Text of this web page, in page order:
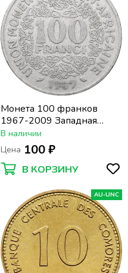
Монета 100 франков
1967-2009 Западная
Африка (BCEAO)
В наличии
Цена 100 ₽
В КОРЗИНУ
AU-UNC